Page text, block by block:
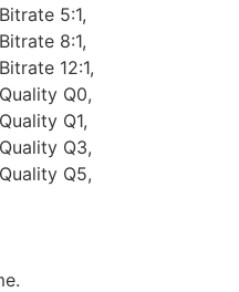
5:1,
8:1,
12:1,
Q0,
Q1,
Q3,
Q5,